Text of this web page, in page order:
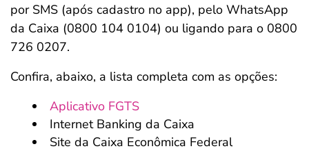
por SMS (após cadastro no app), pelo WhatsApp
da Caixa (0800 104 0104) ou ligando para o 0800
726 0207.
Confira, abaixo, a lista completa com as opções:
Aplicativo FGTS
Internet Banking da Caixa
Site da Caixa Econômica Federal